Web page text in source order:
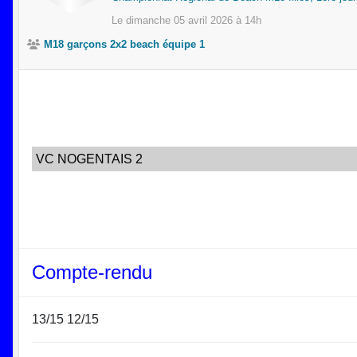
Le dimanche 05 avril 2026 à 14h
M18 garçons 2x2 beach équipe 1
VC NOGENTAIS 2
Compte-rendu
13/15 12/15